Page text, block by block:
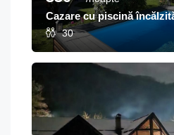
Cazare cu piscină
30